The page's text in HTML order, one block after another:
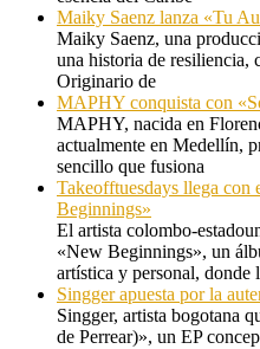
Maiky Saenz lanza «Tu
Maiky Saenz, una
una historia de resiliencia,
Originario de
MAPHY conquista con
MAPHY, nacida en
actualmente en Medellín,
sencillo que fusiona
Takeofftuesdays llega con
Beginnings»
El artista colombo-
«New Beginnings», un
artística y personal, donde
Singger apuesta por la
Singger, artista bogotana
de Perrear)», un EP